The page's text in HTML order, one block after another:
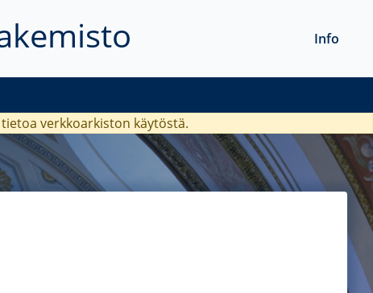
Info
tietoa verkkoarkiston käytöstä.